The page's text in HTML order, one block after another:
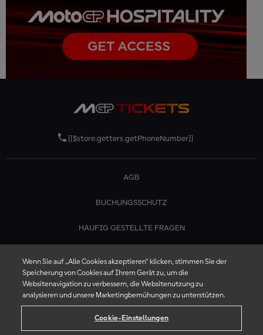
[[$store.getters.getPhoneNumber]]
AGB
BUCHUNGSSCHUTZ
HAUFIG GESTELLTE FRAGEN
Wenn Sie auf „Alle Cookies akzeptieren“ klicken, stimmen Sie der
Speicherung von Cookies auf Ihrem Gerät zu, um die
Websitenavigation zu verbessern, die Websitenutzung zu
analysieren und unsere Marketingbemühungen zu unterstützen.
Cookie-Einstellungen